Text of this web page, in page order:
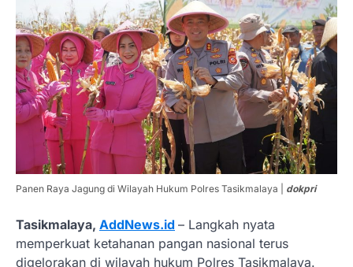
Panen Raya Jagung di Wilayah Hukum Polres Tasikmalaya | dokpri
Tasikmalaya, AddNews.id – Langkah nyata
memperkuat ketahanan pangan nasional terus
digelorakan di wilayah hukum Polres Tasikmalaya.